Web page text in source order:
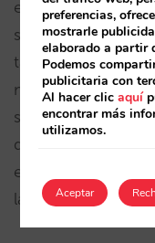
estrategia para
siempre a la
tarea compleja y
mucho tiempo y
solución está en
que se encargue
está en conseguir
la comisión que
preferencias,
mostrarle
elaborado a partir
Podemos
publicitaria con
Al hacer clicaquí
encontrar más
utilizamos.
Aceptar